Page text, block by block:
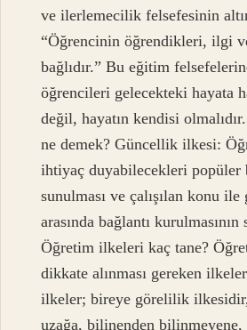
ve ilerlemecilik felsefesinin
“Öğrencinin öğrendikleri, ilgi
bağlıdır.” Bu eğitim
öğrencileri gelecekteki hayata
değil, hayatın kendisi
ne demek? Güncellik ilkesi:
ihtiyaç duyabilecekleri
sunulması ve çalışılan konu
arasında bağlantı kurulmasının
Öğretim ilkeleri kaç tane?
dikkate alınması gereken
ilkeler; bireye görelilik
uzağa, bilinenden bilinmeyene,